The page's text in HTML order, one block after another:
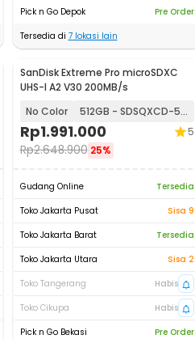
Pick n Go Depok
Pre Order
Tersedia di 7lokasi lain
SanDisk Extreme Pro microSDXC
UHS-I A2 V30 200MB/s
No Color
512GB - SDSQXCD-512G
Rp1.991.000
Rp2.648.900 25%
5
Gudang Online
Tersedia
Toko Jakarta Pusat
Sisa 9
Toko Jakarta Barat
Tersedia
Toko Jakarta Utara
Sisa 2
Toko Tangerang
Habis
Toko Cikupa
Habis
Pick n Go Bekasi
Pre Order